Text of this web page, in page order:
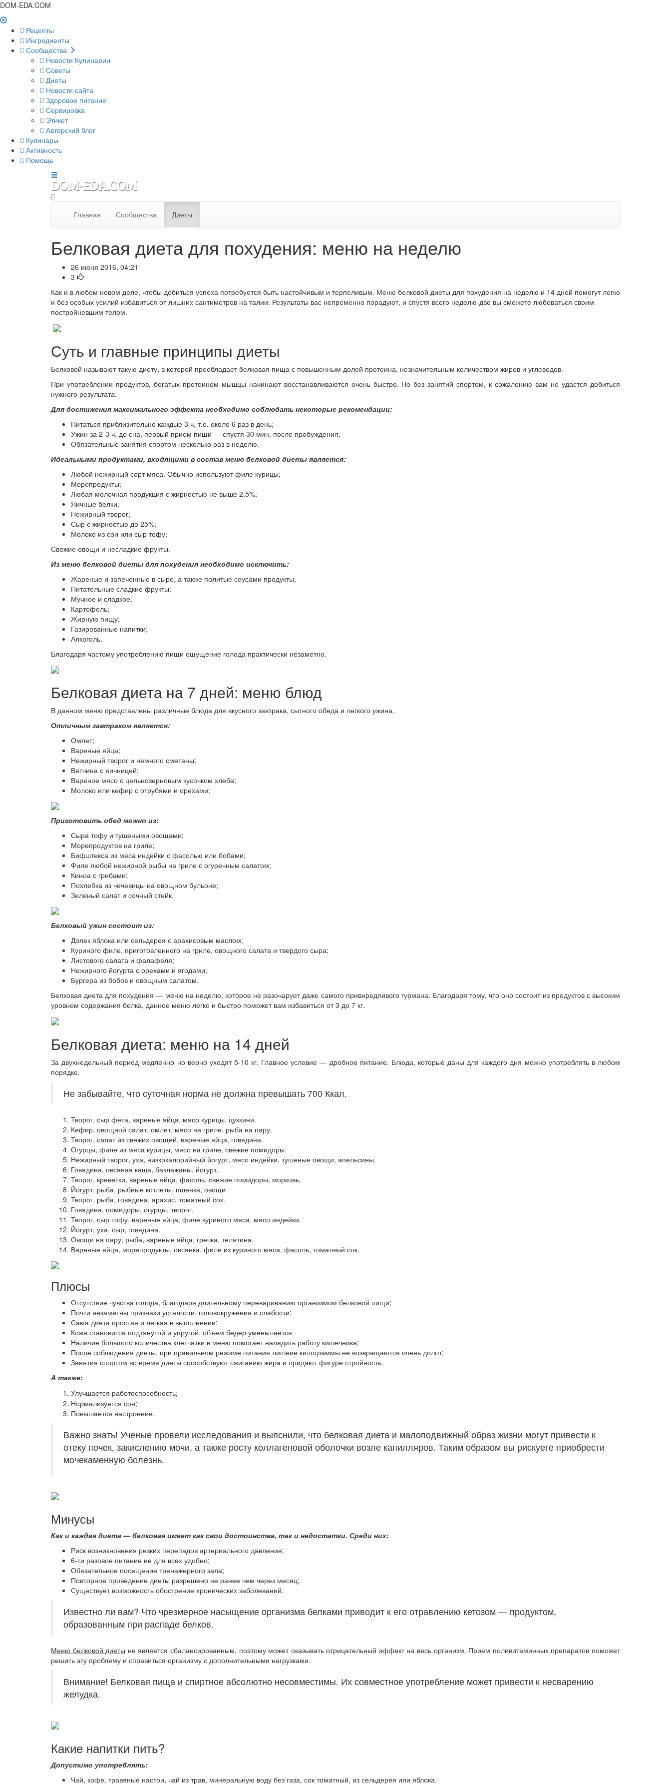
DOM-EDA.COM
Рецепты
Ингредиенты
Сообщества
Новости Кулинарии
Советы
Диеты
Новости сайта
Здоровое питание
Сервировка
Этикет
Авторский блог
Кулинары
Активность
Помощь
Главная Сообщества Диеты
Белковая диета для похудения: меню на неделю
26 июня 2016, 04:21
3
Как и в любом новом деле, чтобы добиться успеха потребуется быть настойчивым и терпеливым. Меню белковой диеты для похудения на неделю и 14 дней помогут легко
и без особых усилий избавиться от лишних сантиметров на талии. Результаты вас непременно порадуют, и спустя всего неделю-две вы сможете любоваться своим
постройневшим телом.
Суть и главные принципы диеты
Белковой называют такую диету, в которой преобладает белковая пища с повышенным долей протеина, незначительным количеством жиров и углеводов.
При употреблении продуктов, богатых протеином мышцы начинают восстанавливаются очень быстро. Но без занятий спортом, к сожалению вам не удастся добиться
нужного результата.
Для достижения максимального эффекта необходимо соблюдать некоторые рекомендации:
Питаться приблизительно каждые 3 ч, т.е. около 6 раз в день;
Ужин за 2-3 ч. до сна, первый прием пищи — спустя 30 мин. после пробуждения;
Обязательные занятия спортом несколько раз в неделю.
Идеальными продуктами, входящими в состав меню белковой диеты является:
Любой нежирный сорт мяса. Обычно используют филе курицы;
Морепродукты;
Любая молочная продукция с жирностью не выше 2,5%;
Яичные белки;
Нежирный творог;
Сыр с жирностью до 25%;
Молоко из сои или сыр тофу;
Свежие овощи и несладкие фрукты.
Из меню белковой диеты для похудения необходимо исключить:
Жареные и запеченные в сыре, а также политые соусами продукты;
Питательные сладкие фрукты;
Мучное и сладкое;
Картофель;
Жирную пищу;
Газированные напитки;
Алкоголь.
Благодаря частому употреблению пищи ощущение голода практически незаметно.
Белковая диета на 7 дней: меню блюд
В данном меню представлены различные блюда для вкусного завтрака, сытного обеда и легкого ужина.
Отличным завтраком является:
Омлет;
Вареные яйца;
Нежирный творог и немного сметаны;
Ветчина с яичницей;
Вареное мясо с цельнозерновым кусочком хлеба;
Молоко или кефир с отрубями и орехами;
Приготовить обед можно из:
Сыра тофу и тушеными овощами;
Морепродуктов на гриле;
Бифштекса из мяса индейки с фасолью или бобами;
Филе любой нежирной рыбы на гриле с огуречным салатом;
Киноа с грибами;
Похлебка из чечевицы на овощном бульоне;
Зеленый салат и сочный стейк.
Белковый ужин состоит из:
Долек яблока или сельдерея с арахисовым маслом;
Куриного филе, приготовленного на гриле, овощного салата и твердого сыра;
Листового салата и фалафеля;
Нежирного йогурта с орехами и ягодами;
Бургера из бобов и овощным салатом.
Белковая диета для похудения — меню на неделю, которое не разочарует даже самого привиредливого гурмана. Благодаря тому, что оно состоит из продуктов с высоким
уровнем содержания белка, данное меню легко и быстро поможет вам избавиться от 3 до 7 кг.
Белковая диета: меню на 14 дней
За двухнедельный период медленно но верно уходят 5-10 кг. Главное условие — дробное питание. Блюда, которые даны для каждого дня можно употреблять в любом
порядке.
Не забывайте, что суточная норма не должна превышать 700 Ккал.
Творог, сыр фета, вареные яйца, мясо курицы, цуккини.
Кефир, овощной салат, омлет, мясо на гриле, рыба на пару.
Творог, салат из свежих овощей, вареные яйца, говядина.
Огурцы, филе из мяса курицы, мясо на гриле, свежие помидоры.
Нежирный творог, уха, низкокалорийный йогурт, мясо индейки, тушеные овощи, апельсины.
Говядина, овсяная каша, баклажаны, йогурт.
Творог, креветки, вареные яйца, фасоль, свежие помидоры, морковь.
Йогурт, рыба, рыбные котлеты, пшенка, овощи.
Творог, рыба, говядина, арахис, томатный сок.
Говядина, помидоры, огурцы, творог.
Творог, сыр тофу, вареные яйца, филе куриного мяса, мясо индейки.
Йогурт, уха, сыр, говядина.
Овощи на пару, рыба, вареные яйца, гречка, телятина.
Вареные яйца, морепродукты, овсянка, филе из куриного мяса, фасоль, томатный сок.
Плюсы
Отсутствие чувства голода, благодаря длительному перевариванию организмом белковой пищи;
Почти незаметны признаки усталости, головокружения и слабости;
Сама диета простая и легкая в выполнении;
Кожа становится подтянутой и упругой, объем бедер уменьшается
Наличие большого количества клетчатки в меню помогает наладить работу кишечника;
После соблюдения диеты, при правильном режиме питания лишние килограммы не возвращаются очень долго;
Занятия спортом во время диеты способствуют сжиганию жира и придают фигуре стройность.
А также:
Улучшается работоспособность;
Нормализуется сон;
Повышается настроение.
Важно знать! Ученые провели исследования и выяснили, что белковая диета и малоподвижный образ жизни могут привести к
отеку почек, закислению мочи, а также росту коллагеновой оболочки возле капилляров. Таким образом вы рискуете приобрести
мочекаменную болезнь.
Минусы
Как и каждая диета — белковая имеет как свои достоинства, так и недостатки. Среди них:
Риск возникновения резких перепадов артериального давления;
6-ти разовое питание не для всех удобно;
Обязательное посещение тренажерного зала;
Повторное проведение диеты разрешено не ранее чем через месяц;
Существует возможность обострение хронических заболеваний.
Известно ли вам? Что чрезмерное насыщение организма белками приводит к его отравлению кетозом — продуктом,
образованным при распаде белков.
Меню белковой диеты не является сбалансированным, поэтому может оказывать отрицательный эффект на весь организм. Прием поливитаминных препаратов поможет
решить эту проблему и справиться организму с дополнительными нагрузками.
Внимание! Белковая пища и спиртное абсолютно несовместимы. Их совместное употребление может привести к несварению
желудка.
Какие напитки пить?
Допустимо употреблять:
Чай, кофе, травяные настои, чай из трав, минеральную воду без газа, сок томатный, из сельдерея или яблока.